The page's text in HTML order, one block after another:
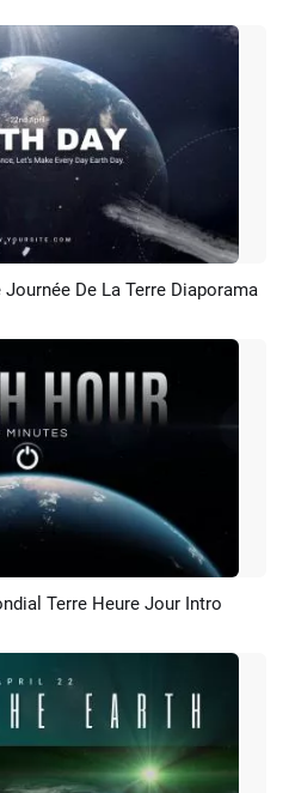
Créer IA
De La Terre Diaporama
Personnaliser
Terre Heure Jour Intro